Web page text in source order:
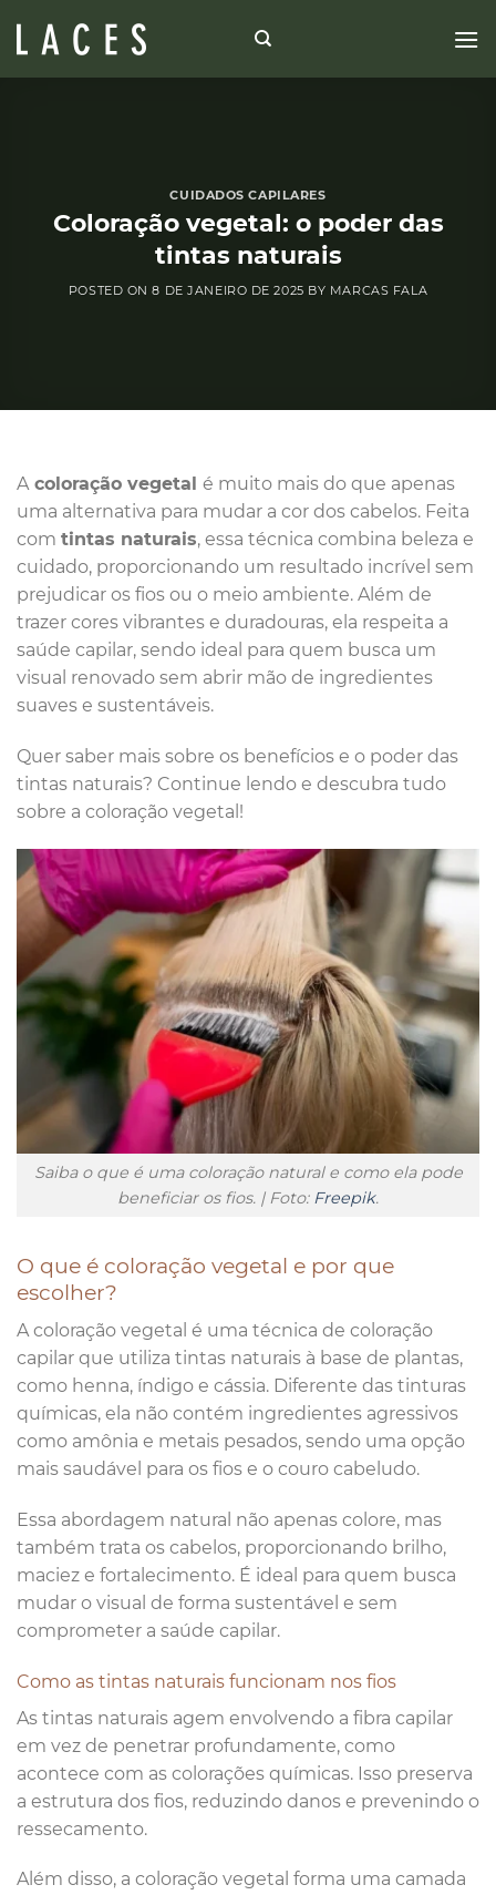
CUIDADOS CAPILARES
Coloração vegetal: o poder das
tintas naturais
POSTED ON8 DE JANEIRO DE 2025 BY MARCAS FALA
Acoloração vegetal é muito mais do que apenas
uma alternativa para mudar a cor dos cabelos. Feita
com tintas naturais, essa técnica combina beleza e
cuidado, proporcionando um resultado incrível sem
prejudicar os fios ou o meio ambiente. Além de
trazer cores vibrantes e duradouras, ela respeita a
saúde capilar, sendo ideal para quem busca um
visual renovado sem abrir mão de ingredientes
suaves e sustentáveis.
Quer saber mais sobre os benefícios e o poder das
tintas naturais? Continue lendo e descubra tudo
sobre a coloração vegetal!
Saiba o que é uma coloração natural e como ela pode
beneficiar os fios. | Foto: Freepik.
O que é coloração vegetal e por que
escolher?
A coloração vegetal é uma técnica de coloração
capilar que utiliza tintas naturais à base de plantas,
como henna, índigo e cássia. Diferente das tinturas
químicas, ela não contém ingredientes agressivos
como amônia e metais pesados, sendo uma opção
mais saudável para os fios e o couro cabeludo.
Essa abordagem natural não apenas colore, mas
também trata os cabelos, proporcionando brilho,
maciez e fortalecimento. É ideal para quem busca
mudar o visual de forma sustentável e sem
comprometer a saúde capilar.
Como as tintas naturais funcionam nos fios
As tintas naturais agem envolvendo a fibra capilar
em vez de penetrar profundamente, como
acontece com as colorações químicas. Isso preserva
a estrutura dos fios, reduzindo danos e prevenindo o
ressecamento.
Além disso, a coloração vegetal forma uma camada